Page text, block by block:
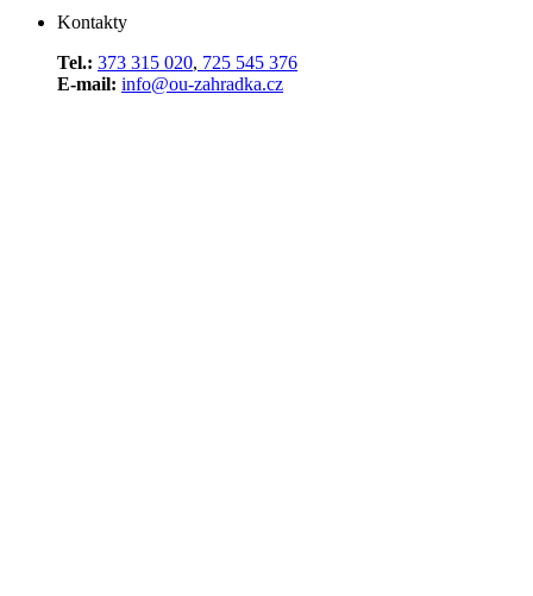
Kontakty
Tel.: 373 315 020, 725 545 376
E-mail: info@ou-zahradka.cz